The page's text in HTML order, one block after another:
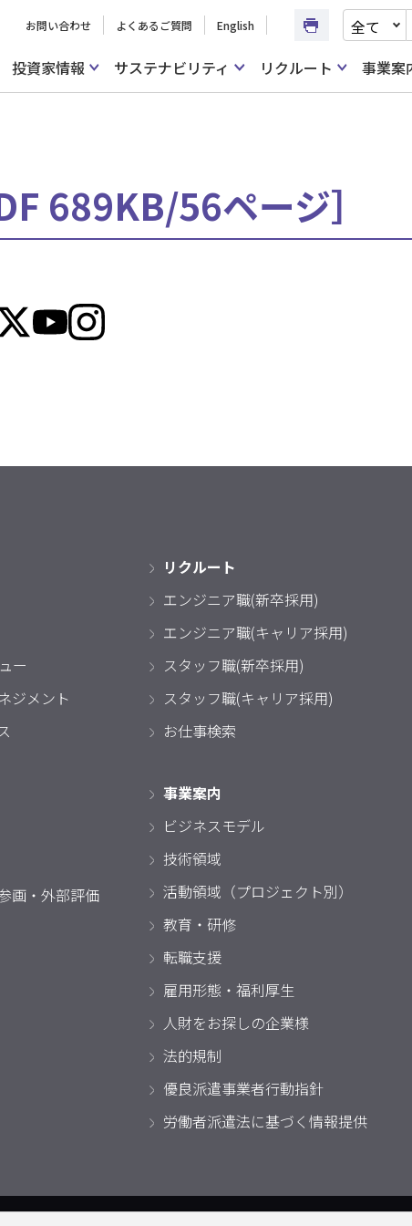
お問い合わせ よくあるご質問 English
文書種別
投資家情報 サステナビリティ リクルート 事業案
689KB/56ページ］
ー
ジメント
画・外部評価
リクルート
エンジニア職(新卒採用)
エンジニア職(キャリア採用)
スタッフ職(新卒採用)
スタッフ職(キャリア採用)
お仕事検索
事業案内
ビジネスモデル
技術領域
活動領域（プロジェクト別）
教育・研修
転職支援
雇用形態・福利厚生
人財をお探しの企業様
法的規制
優良派遣事業者行動指針
労働者派遣法に基づく情報提供